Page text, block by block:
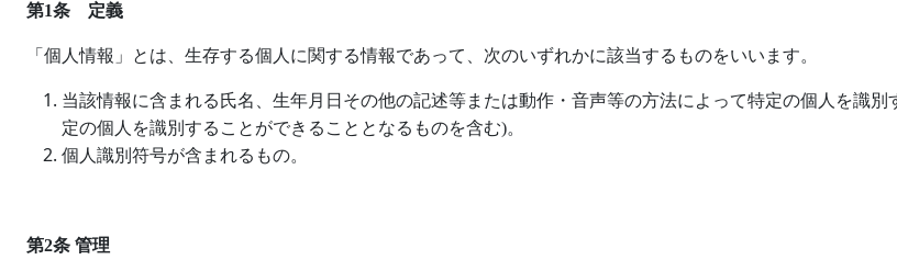
第1条 定義
「個人情報」とは、生存する個人に関する情報であって、次のいずれかに該当するものをいいます。
当該情報に含まれる氏名、生年月日その他の記述等または動作・音声等の方法によって特定の個人を識別
定の個人を識別することができることとなるものを含む)。
個人識別符号が含まれるもの。
第2条 管理